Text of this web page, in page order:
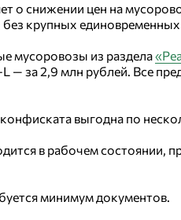
о снижении цен на
без крупных
мусоровозы из раздела
— за 2,9 млн рублей. Все
выгодна по
в рабочем
минимум документов.